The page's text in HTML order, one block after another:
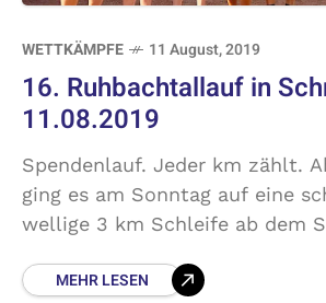
WETTKÄMPFE 11 August, 2019
16. Ruhbachtallauf in
11.08.2019
Spendenlauf. Jeder km zählt.
ging es am Sonntag auf eine
wellige 3 km Schleife ab dem
hochmotivierte
MEHR LESEN